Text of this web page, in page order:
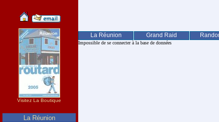
La Réunion Grand Raid
Visitez La Boutique
La Réunion
Impossible de se connecter à la base de données